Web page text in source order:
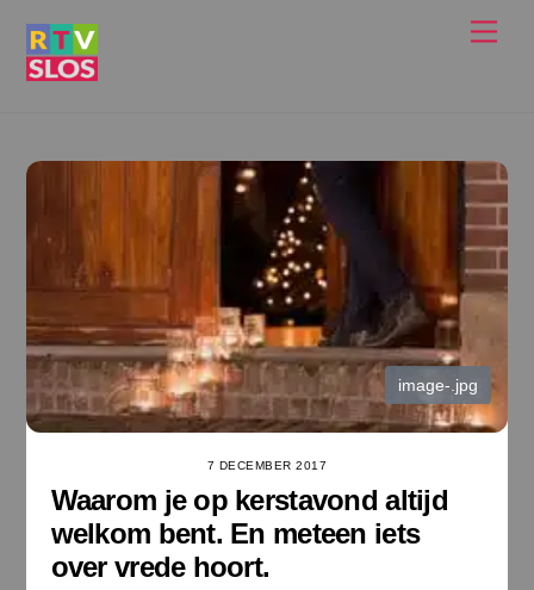
image-.jpg
7 DECEMBER 2017
Waarom je op kerstavond altijd
welkom bent. En meteen iets
over vrede hoort.